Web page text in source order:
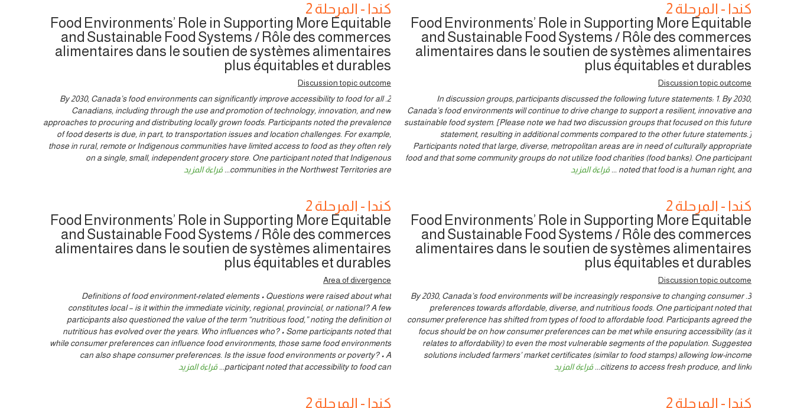
كندا - المرحلة 2
Food Environments’ Role in Supporting More Equitable
and Sustainable Food Systems / Rôle des commerces
alimentaires dans le soutien de systèmes alimentaires
plus équitables et durables
Discussion topic outcome
In discussion groups, participants discussed the following future statements: 1. By 2030,
Canada’s food environments will continue to drive change to support a resilient, innovative and
sustainable food system. [Please note we had two discussion groups that focused on this future
statement, resulting in additional comments compared to the other future statements.]
Participants noted that large, diverse, metropolitan areas are in need of culturally appropriate
food and that some community groups do not utilize food charities (food banks). One participant
noted that food is a human right, and
... قراءة المزيد
كندا - المرحلة 2
Food Environments’ Role in Supporting More Equitable
and Sustainable Food Systems / Rôle des commerces
alimentaires dans le soutien de systèmes alimentaires
plus équitables et durables
Discussion topic outcome
2. By 2030, Canada’s food environments can significantly improve accessibility to food for all
Canadians, including through the use and promotion of technology, innovation, and new
approaches to procuring and distributing locally grown foods. Participants noted the prevalence
of food deserts is due, in part, to transportation issues and location challenges. For example,
those in rural, remote or Indigenous communities have limited access to food as they often rely
on a single, small, independent grocery store. One participant noted that Indigenous
communities in the Northwest Territories are
... قراءة المزيد
كندا - المرحلة 2
Food Environments’ Role in Supporting More Equitable
and Sustainable Food Systems / Rôle des commerces
alimentaires dans le soutien de systèmes alimentaires
plus équitables et durables
Discussion topic outcome
3. By 2030, Canada’s food environments will be increasingly responsive to changing consumer
preferences towards affordable, diverse, and nutritious foods. One participant noted that
consumer preference has shifted from types of food to affordable food. Participants agreed the
focus should be on how consumer preferences can be met while ensuring accessibility (as it
relates to affordability) to even the most vulnerable segments of the population. Suggested
solutions included farmers’ market certificates (similar to food stamps) allowing low-income
citizens to access fresh produce, and linki
... قراءة المزيد
كندا - المرحلة 2
Food Environments’ Role in Supporting More Equitable
and Sustainable Food Systems / Rôle des commerces
alimentaires dans le soutien de systèmes alimentaires
plus équitables et durables
Area of divergence
Definitions of food environment-related elements • Questions were raised about what
constitutes local – is it within the immediate vicinity, regional, provincial, or national? A few
participants also questioned the value of the term “nutritious food,” noting the definition of
nutritious has evolved over the years. Who influences who? • Some participants noted that
while consumer preferences can influence food environments, those same food environments
can also shape consumer preferences. Is the issue food environments or poverty? • A
participant noted that accessibility to food can
... قراءة المزيد
كندا - المرحلة 2 كندا - المرحلة 2